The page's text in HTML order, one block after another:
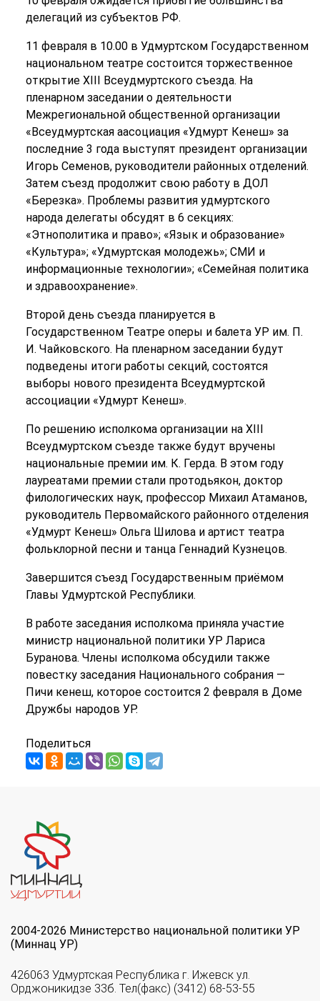
делегаций из субъектов РФ.
11 февраля в 10.00 в Удмуртском Государственном
национальном театре состоится торжественное
открытие XIII Всеудмуртского съезда. На
пленарном заседании о деятельности
Межрегиональной общественной организации
«Всеудмуртская аасоциация «Удмурт Кенеш» за
последние 3 года выступят президент организации
Игорь Семенов, руководители районных отделений.
Затем съезд продолжит свою работу в ДОЛ
«Березка». Проблемы развития удмуртского
народа делегаты обсудят в 6 секциях:
«Этнополитика и право»; «Язык и образование»
«Культура»; «Удмуртская молодежь»; СМИ и
информационные технологии»; «Семейная политика
и здравоохранение».
Второй день съезда планируется в
Государственном Театре оперы и балета УР им. П.
И. Чайковского. На пленарном заседании будут
подведены итоги работы секций, состоятся
выборы нового президента Всеудмуртской
ассоциации «Удмурт Кенеш».
По решению исполкома организации на XIII
Всеудмуртском съезде также будут вручены
национальные премии им. К. Герда. В этом году
лауреатами премии стали протодьякон, доктор
филологических наук, профессор Михаил Атаманов,
руководитель Первомайского районного отделения
«Удмурт Кенеш» Ольга Шилова и артист театра
фольклорной песни и танца Геннадий Кузнецов.
Завершится съезд Государственным приёмом
Главы Удмуртской Республики.
В работе заседания исполкома приняла участие
министр национальной политики УР Лариса
Буранова. Члены исполкома обсудили также
повестку заседания Национального собрания —
Пичи кенеш, которое состоится 2 февраля в Доме
Дружбы народов УР.
Поделиться
2004-2026 Министерство национальной политики УР
(Миннац УР)
426063 Удмуртская Республика г. Ижевск ул.
Орджоникидзе 33б. Тел(факс) (3412) 68-53-55